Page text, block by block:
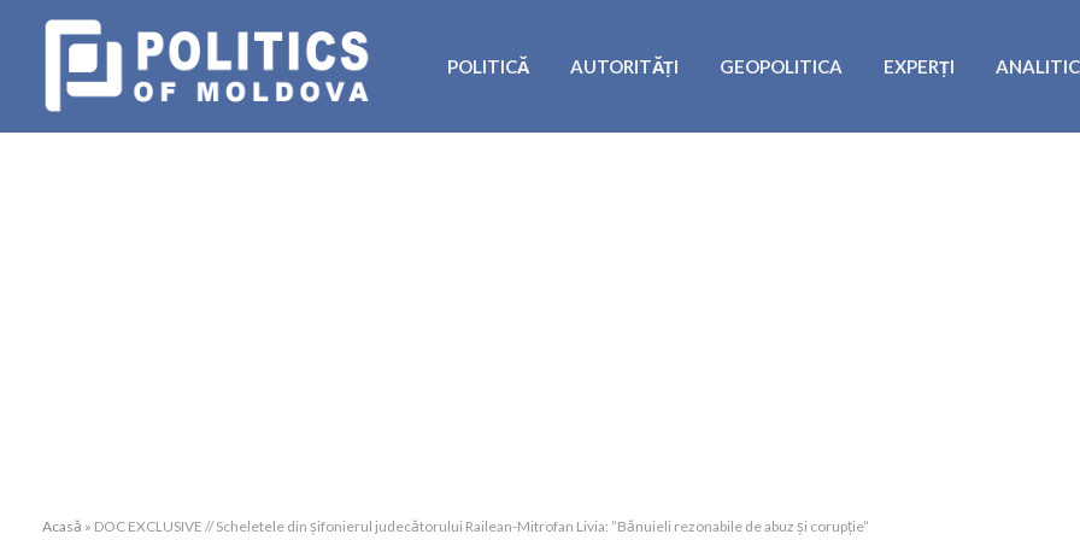
POLITICĂ AUTORITĂȚI GEOPOLITICA EXPERȚI
Acasă » DOC EXCLUSIVE // Scheletele din șifonierul judecătorului Railean-Mitrofan Livia: ”Bănuieli rezonabile de abuz și corupție”